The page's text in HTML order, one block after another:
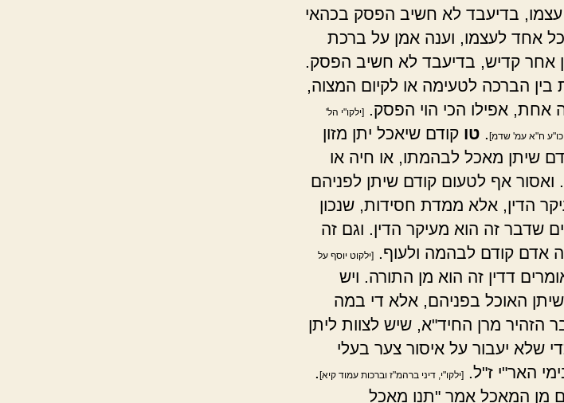
בדיעבד לא חשיב הפסק בכהאי
כל אחד לעצמו, וענה אמן על ברכת
אחר קדיש, בדיעבד לא חשיב הפסק.
הברכה לטעימה או לקיום המצוה,
אפילו הכי הוי הפסק.
[ילקו"י הל'
ח"א עמ' שדמ] טו קודם שיאכל יתן מזון
שיתן מאכל לבהמתו, או חיה או
ואסור אף לטעום קודם שיתן לפניהם
הדין, אלא ממדת חסידות, שנכון
שדבר זה הוא מעיקר הדין. וגם זה
אדם קודם לבהמה ולעוף.
[ילקוט יוסף על
דדין זה הוא מן התורה. ויש
שיתן האוכל בפניהם, אלא די במה
הזהיר מרן החיד"א, שיש לצוות ליתן
שלא יעבור על איסור צער בעלי
האר"י ז"ל.
[ילקו"י, דיני ברהמ"ז וברכות עמוד קיא]
מן המאכל אמר "תנו מאכל